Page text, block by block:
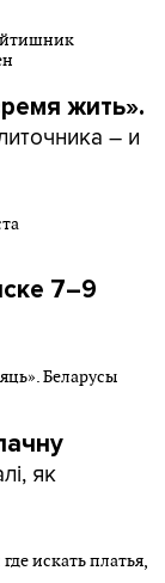
жить».
– и
7–9
як